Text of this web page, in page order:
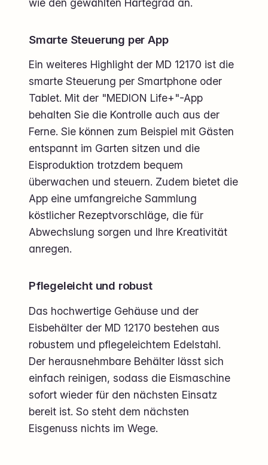
Smarte Steuerung per App
Ein weiteres Highlight der MD 12170 ist die
smarte Steuerung per Smartphone oder
Tablet. Mit der "MEDION Life+"-App
behalten Sie die Kontrolle auch aus der
Ferne. Sie können zum Beispiel mit Gästen
entspannt im Garten sitzen und die
Eisproduktion trotzdem bequem
überwachen und steuern. Zudem bietet die
App eine umfangreiche Sammlung
köstlicher Rezeptvorschläge, die für
Abwechslung sorgen und Ihre Kreativität
anregen.
Pflegeleicht und robust
Das hochwertige Gehäuse und der
Eisbehälter der MD 12170 bestehen aus
robustem und pflegeleichtem Edelstahl.
Der herausnehmbare Behälter lässt sich
einfach reinigen, sodass die Eismaschine
sofort wieder für den nächsten Einsatz
bereit ist. So steht dem nächsten
Eisgenuss nichts im Wege.